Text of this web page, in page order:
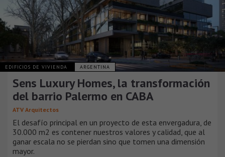
EDIFICIOS DE VIVIENDA ARGENTINA
Sens Luxury Homes, la transformación
del barrio Palermo en CABA
ATV Arquitectos
El desafío principal en un proyecto de esta envergadura, de
30.000 m2 es contener nuestros valores y calidad, que al
ganar escala no se pierdan sino que tomen una dimensión
mayor.